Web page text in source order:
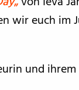
wir euch im
und